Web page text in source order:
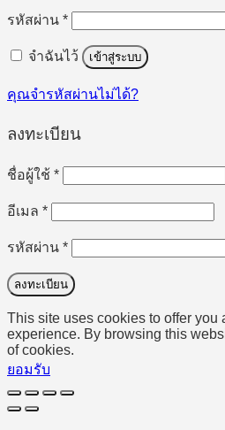
รหัสผ่าน *ต้องการ
จำฉันไว้ เข้าสู่ระบบ
คุณจำรหัสผ่านไม่ได้?
ลงทะเบียน
ชื่อผู้ใช้ *ต้องการ
อีเมล *ต้องการ
รหัสผ่าน *ต้องการ
ลงทะเบียน
This site uses cookies to offer you
experience. By browsing this
of cookies.
ยอมรับ